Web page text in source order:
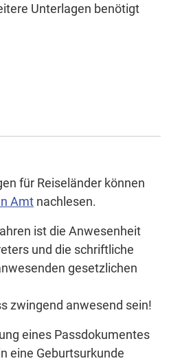
Unterlagen benötigt
für Reiseländer können
Amtnachlesen.
ist die Anwesenheit
und die schriftliche
gesetzlichen
zwingend anwesend sein!
eines Passdokumentes
eine Geburtsurkunde